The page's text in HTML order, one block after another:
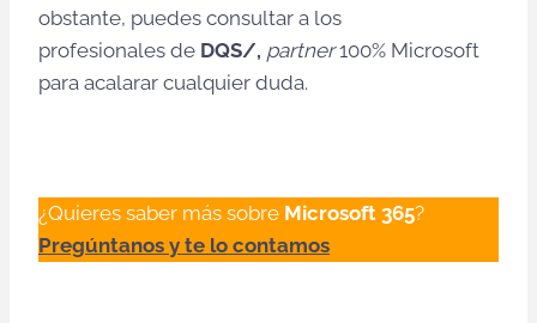
obstante, puedes consultar a los
profesionales de DQS/, partner100% Microsoft
para acalarar cualquier duda.
¿Quieres saber más sobre Microsoft 365?
Pregúntanos y te lo contamos